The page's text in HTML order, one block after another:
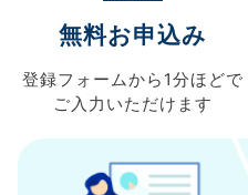
無料お申込み
登録フォームから 1分ほどで
ご入力 いただけます